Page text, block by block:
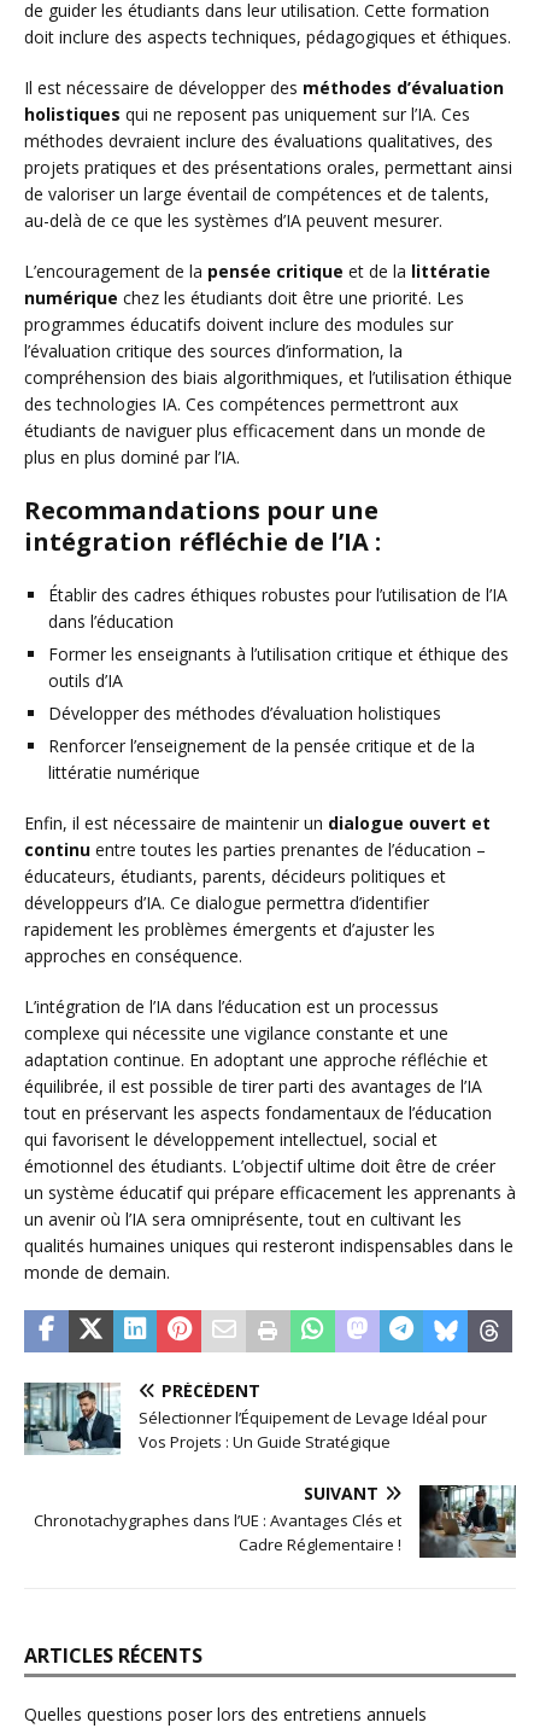
de guider les étudiants dans leur utilisation. Cette formation
doit inclure des aspects techniques, pédagogiques et éthiques.
Il est nécessaire de développer des méthodes d’évaluation
holistiques qui ne reposent pas uniquement sur l’IA. Ces
méthodes devraient inclure des évaluations qualitatives, des
projets pratiques et des présentations orales, permettant ainsi
de valoriser un large éventail de compétences et de talents,
au-delà de ce que les systèmes d’IA peuvent mesurer.
L’encouragement de la pensée critique et de la littératie
numérique chez les étudiants doit être une priorité. Les
programmes éducatifs doivent inclure des modules sur
l’évaluation critique des sources d’information, la
compréhension des biais algorithmiques, et l’utilisation éthique
des technologies IA. Ces compétences permettront aux
étudiants de naviguer plus efficacement dans un monde de
plus en plus dominé par l’IA.
Recommandations pour une
intégration réfléchie de l’IA :
Établir des cadres éthiques robustes pour l’utilisation de l’IA
dans l’éducation
Former les enseignants à l’utilisation critique et éthique des
outils d’IA
Développer des méthodes d’évaluation holistiques
Renforcer l’enseignement de la pensée critique et de la
littératie numérique
Enfin, il est nécessaire de maintenir un dialogue ouvert et
continu entre toutes les parties prenantes de l’éducation –
éducateurs, étudiants, parents, décideurs politiques et
développeurs d’IA. Ce dialogue permettra d’identifier
rapidement les problèmes émergents et d’ajuster les
approches en conséquence.
L’intégration de l’IA dans l’éducation est un processus
complexe qui nécessite une vigilance constante et une
adaptation continue. En adoptant une approche réfléchie et
équilibrée, il est possible de tirer parti des avantages de l’IA
tout en préservant les aspects fondamentaux de l’éducation
qui favorisent le développement intellectuel, social et
émotionnel des étudiants. L’objectif ultime doit être de créer
un système éducatif qui prépare efficacement les apprenants à
un avenir où l’IA sera omniprésente, tout en cultivant les
qualités humaines uniques qui resteront indispensables dans le
monde de demain.
PRÉCÉDENT
Sélectionner l’Équipement de Levage Idéal pour
Vos Projets : Un Guide Stratégique
SUIVANT
Chronotachygraphes dans l’UE : Avantages Clés et
Cadre Réglementaire !
ARTICLES RÉCENTS
Quelles questions poser lors des entretiens annuels